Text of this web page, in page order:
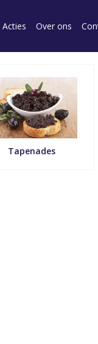
Acties Over ons
Tapenades